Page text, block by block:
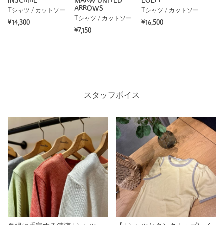
Tシャツ / カットソー
¥14,300
ARROWS
Tシャツ / カットソー
¥7,150
Tシャツ / カットソー
¥16,500
スタッフボイス